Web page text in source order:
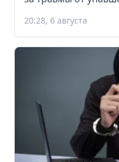
20:28, 6 августа